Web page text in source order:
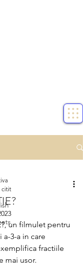
citit
un filmulet pentru
a-3-a in care
fractiile
mai usor.